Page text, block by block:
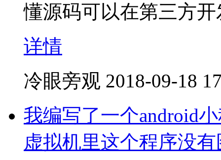
懂源码可以在第三方
详情
冷眼旁观 2018-09-18
我编写了一个android
虚拟机里这个程序没